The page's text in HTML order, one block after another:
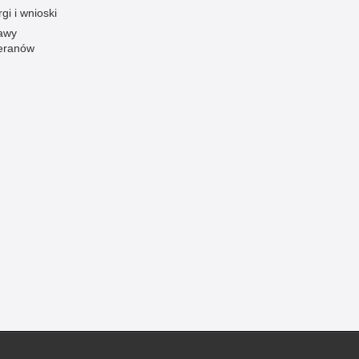
Ofiarni i odważni
publiczna
i wnioski